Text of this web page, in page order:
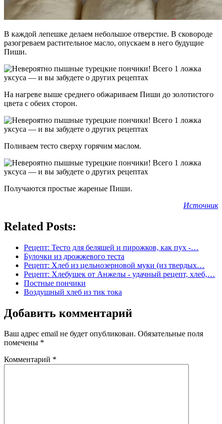
В каждой лепешке делаем небольшое отверстие. В сковороде
разогреваем растительное масло, опускаем в него будущие
Пиши.
На нагреве выше среднего обжариваем Пиши до золотистого
цвета с обеих сторон.
Поливаем тесто сверху горячим маслом.
Получаются простые жареные Пиши.
Источник
Related Posts:
Рецепт: Тесто для беляшей и пирожков, как пух -…
Булочки из дрожжевого теста
Рецепт: Хлеб из цельнозерновой муки (из твердых…
Рецепт: Хлебушек от Анжелы - удачный рецепт, хлеб,…
Постные пончики
Воздушный хлеб из тик тока
Добавить комментарий
Ваш адрес email не будет опубликован. Обязательные поля
помечены *
Комментарий *